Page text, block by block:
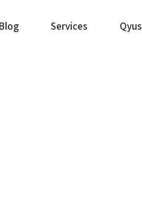
Blog Services